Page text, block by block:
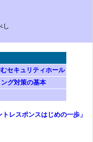
し
セキュリティホール
グ対策の基本
トレスポンスはじめの一歩」